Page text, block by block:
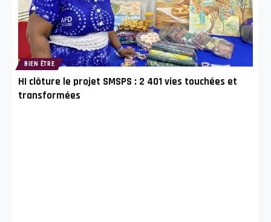
BIEN ÊTRE
HI clôture le projet SMSPS : 2 401 vies touchées et
transformées